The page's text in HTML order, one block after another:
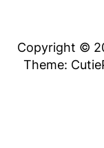
Copyright ©
Theme: